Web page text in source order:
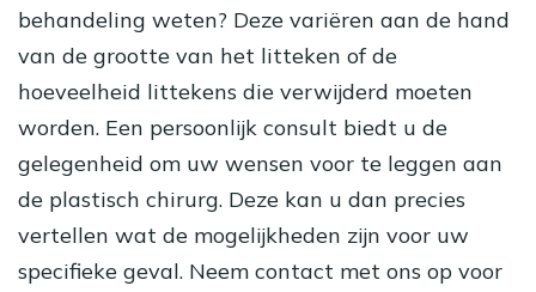
behandeling weten? Deze variëren aan de hand
van de grootte van het litteken of de
hoeveelheid littekens die verwijderd moeten
worden. Een persoonlijk consult biedt u de
gelegenheid om uw wensen voor te leggen aan
de plastisch chirurg. Deze kan u dan precies
vertellen wat de mogelijkheden zijn voor uw
specifieke geval. Neem contact met ons op voor